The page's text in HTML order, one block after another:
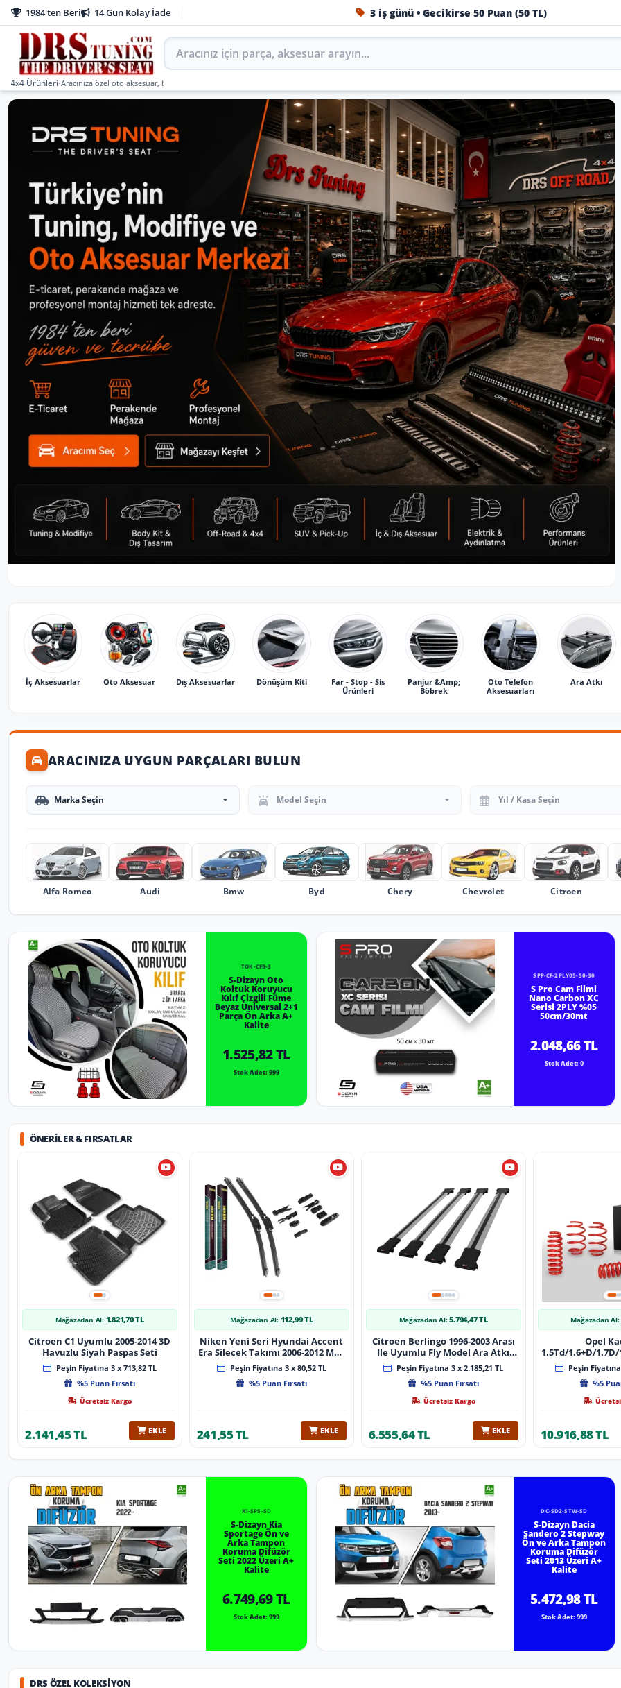
1984'ten Beri 14 Gün Kolay İade
1984'ten beri Türkiye’nin en büyük oto aksesuar ve tuning
Aracınız için parça arayın
• Aracınıza özel oto aksesuar, body kit, tuning, SUV, pickup ve off-road ürünlerini DRS Tuning’de marka, model ve yıla göre keşfedin.
İç Aksesuarlar Oto Aksesuar Dış Aksesuarlar Dönüşüm Kiti
Far - Stop - Sis
Ürünleri
Panjur &Amp;
Böbrek
Oto Telefon
Aksesuarları
Ara Atkı
ARACINIZA UYGUN PARÇALARI BULUN
Marka Seçin Model Seçin Yıl Seçin
Alfa Romeo Audi Bmw Byd Chery Chevrolet Citroen
TOK-CFB-3
S-Dizayn Oto
Koltuk Koruyucu
Kılıf Çizgili Füme
Beyaz Universal 2+1
Parça Ön Arka A+
Kalite
1.525,82 TL
Stok Adet: 999
SPP-CF-2PLY05-50-30
S Pro Cam Filmi
Nano Carbon XC
Serisi 2PLY %05
50cm/30mt
2.048,66 TL
Stok Adet: 0
ÖNERILER & FIRSATLAR
Mağazadan Al: 1.821,70 TL
Citroen C1 Uyumlu 2005-2014 3D
Havuzlu Siyah Paspas Seti
Peşin Fiyatına 3 x 713,82 TL
%5 Puan Fırsatı
Ücretsiz Kargo
2.141,45 TL EKLE
Mağazadan Al: 112,99 TL
Niken Yeni Seri Hyundai Accent
Era Silecek Takımı 2006-2012 Muz
Tip Silecek Aparatlı
Peşin Fiyatına 3 x 80,52 TL
%5 Puan Fırsatı
241,55 TL EKLE
Mağazadan Al: 5.794,47 TL
Citroen Berlingo 1996-2003 Arası
Ile Uyumlu Fly Model Ara Atkı
Tavan Barı Gri̇ 4 Adet Bar
Peşin Fiyatına 3 x 2.185,21 TL
%5 Puan Fırsatı
Ücretsiz Kargo
6.555,64 TL EKLE
Mağazadan Al:
Opel
1.5Td/1.6+D/1.7D/
08/1991
Peşin
%5
10.916,88 TL
KI-SP5-SD
S-Dizayn Kia
Sportage Ön ve
Arka Tampon
Koruma Difüzör
Seti 2022 Üzeri A+
Kalite
6.749,69 TL
Stok Adet: 999
DC-SD2-STW-SD
S-Dizayn Dacia
Sandero 2 Stepway
Ön ve Arka Tampon
Koruma Difüzör
Seti 2013 Üzeri A+
Kalite
5.472,98 TL
Stok Adet: 999
DRS ÖZEL KOLEKSIYON